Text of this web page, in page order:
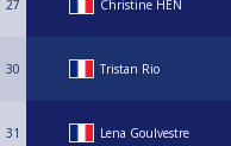
27 Christine HEN
30 Tristan Rio
31 Lena Goulvestre